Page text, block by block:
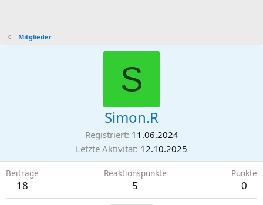
Mitglieder
S
Simon.R
Registriert 11.06.2024
Letzte Aktivität 12.10.2025
Beiträge
18
Reaktionspunkte
5
Punkte
0